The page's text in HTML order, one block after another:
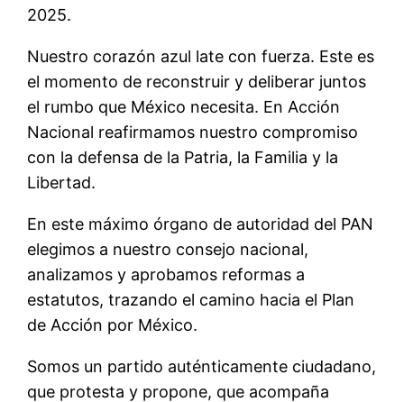
2025.
Nuestro corazón azul late con fuerza. Este es
el momento de reconstruir y deliberar juntos
el rumbo que México necesita. En Acción
Nacional reafirmamos nuestro compromiso
con la defensa de la Patria, la Familia y la
Libertad.
En este máximo órgano de autoridad del PAN
elegimos a nuestro consejo nacional,
analizamos y aprobamos reformas a
estatutos, trazando el camino hacia el Plan
de Acción por México.
Somos un partido auténticamente ciudadano,
que protesta y propone, que acompaña